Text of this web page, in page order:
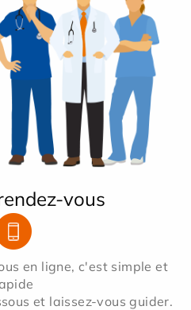
vous
en ligne, c'est simple et
et laissez-vous guider.